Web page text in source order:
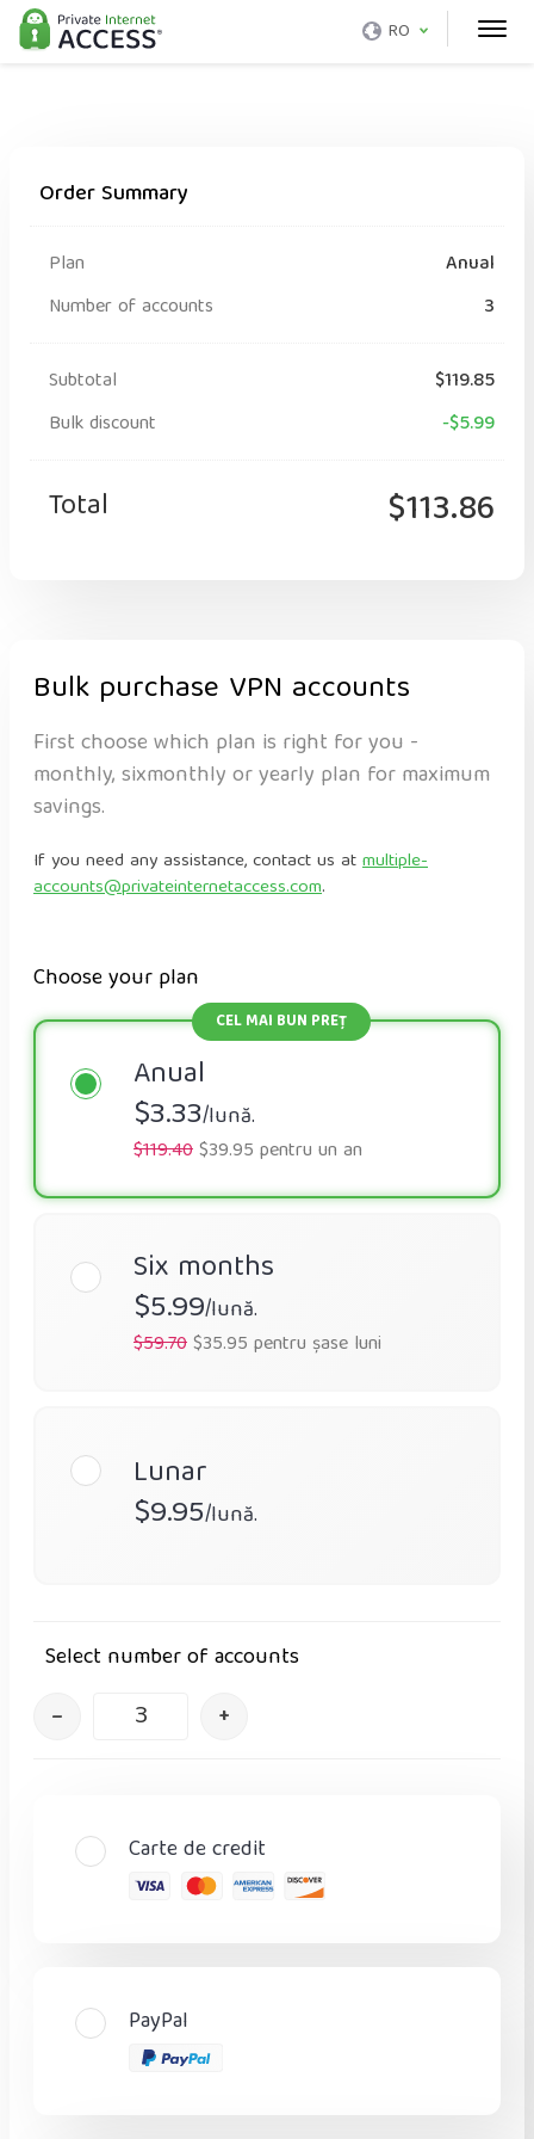
RO
Order Summary
Plan
Anual
Number of accounts
3
Subtotal
$119.85
Bulk discount
-$5.99
Total $113.86
Bulk purchase VPN accounts
First choose which plan is right for you -
monthly, sixmonthly or yearly plan for maximum
savings.
If you need any assistance, contact us atmultiple-
accounts@privateinternetaccess.com.
Choose your plan
Anual
$3.33/lună.
$119.40$39.95 pentru un an
Six months
$5.99/lună.
$59.70$35.95 pentru șase luni
Lunar
$9.95/lună.
Select number of accounts
– +
Carte de credit
PayPal